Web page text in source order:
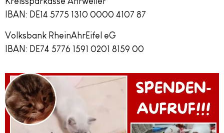
IBAN: DE14 5775 1310 0000 4107 87
Volksbank RheinAhrEifel eG
IBAN: DE74 5776 1591 0201 8159 00